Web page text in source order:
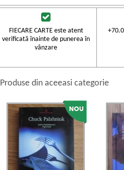
FIECARE CARTE este atent
verificată înainte de punerea în
vânzare
Produse din aceeasi categorie